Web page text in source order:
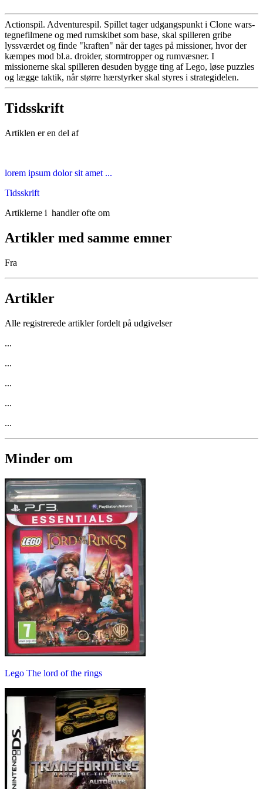
Actionspil. Adventurespil. Spillet tager udgangspunkt i Clone wars-
tegnefilmene og med rumskibet som base, skal spilleren gribe
lyssværdet og finde "kraften" når der tages på missioner, hvor der
kæmpes mod bl.a. droider, stormtropper og rumvæsner. I
missionerne skal spilleren desuden bygge ting af Lego, løse puzzles
og lægge taktik, når større hærstyrker skal styres i strategidelen.
Tidsskrift
Artiklen er en del af
lorem ipsum dolor sit amet ...
Tidsskrift
Artiklerne i handler ofte om
Artikler med samme emner
Fra
Artikler
Alle registrerede artikler fordelt på udgivelser
...
...
...
...
...
Minder om
Lego The lord of the rings